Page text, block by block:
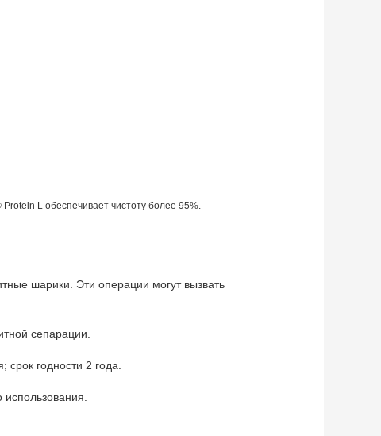
L обеспечивает чистоту более 95%.
шарики. Эти операции могут вызвать
сепарации.
срок годности 2 года.
использования.